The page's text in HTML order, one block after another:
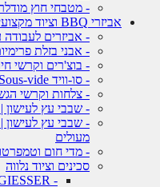
- מטבחי חוץ מודלרים
אביזרי BBQ וציוד מקצועי לגריל מעשנות טאבון וטיפול בבשר
- אביזרים לעבודה עם
- אבני בזלת פרימיום
- בוצ'רים וקרשי
- סו-וויד Sous-vide
- צלחות וקרשי הגשה
- שבבי עץ לעישון |
- שבבי עץ לעישון |
מעולים
- מדי חום וטמפרטורה
סכינים וציוד נלווה